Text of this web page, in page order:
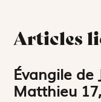
Articles
Évangile de
Matthieu